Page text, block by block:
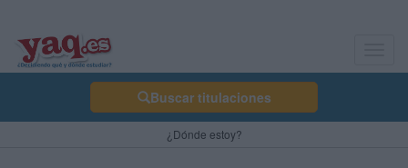
Buscar titulaciones
¿Dónde estoy?